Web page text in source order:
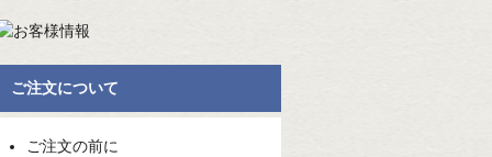
ご注文について
ご注文の前に